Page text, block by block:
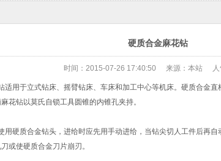
硬质合金麻花钻
时间：2015-07-26 17:40:50 来源：本站
用于立式钻床、摇臂钻床、车床和加工中心等机床。硬质合金直
花钻以莫氏自锁工具圆锥的内锥孔夹持。
硬质合金钻头，进给时应先用手动进给，当钻尖切人工件后再自
或使硬质合金刀片崩刃。